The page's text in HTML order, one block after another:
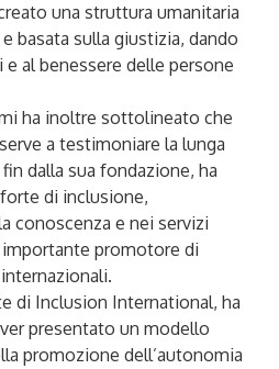
una struttura umanitaria
basata sulla giustizia, dando
al benessere delle persone
ha inoltre sottolineato che
a testimoniare la lunga
dalla sua fondazione, ha
di inclusione,
conoscenza e nei servizi
promotore di
di Inclusion International, ha
presentato un modello
promozione dell’autonomia